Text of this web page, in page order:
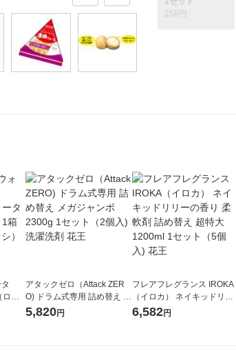
258円
ロハ
レ
アタックゼロ（Attack ZER
O) ドラム式専用 詰め替え メ
ガジャンボ 2300g 1セット
5,820円
フレアフレグランス IROKA
（イロカ） ネイキッドリリ
ーの香り 柔軟剤 詰め替え 超
6,582円